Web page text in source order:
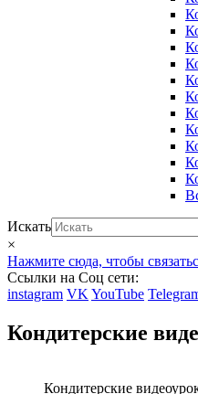
Искать
×
Нажмите сюда, чтобы
Ссылки на Соц сети:
instagram VK YouTube
Кондитерские
Кондитерские